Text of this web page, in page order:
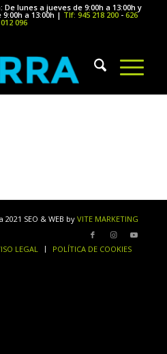
lunes a jueves de 9:00h a 13:00h y
a 13:00h | Tlf: 945 218 200 -626
012 096
SEO & WEB by VITE MARKETING
LEGAL POLÍTICA DE COOKIES